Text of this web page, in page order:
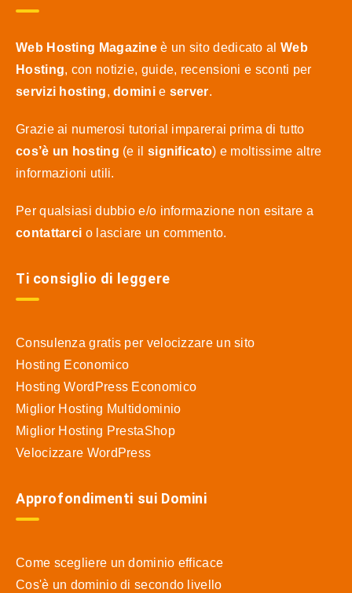
Web Hosting Magazine è un sito dedicato al Web
Hosting, con notizie, guide, recensioni e sconti per
servizi hosting,dominie server.
Grazie ai numerosi tutorial imparerai prima di tutto
cos’è un hosting (e il significato) e moltissime altre
informazioni utili.
Per qualsiasi dubbio e/o informazione non esitare a
contattarci o lasciare un commento.
Ti consiglio di leggere
Consulenza gratis per velocizzare un sito
Hosting Economico
Hosting WordPress Economico
Miglior Hosting Multidominio
Miglior Hosting PrestaShop
Velocizzare WordPress
Approfondimenti sui Domini
Come scegliere un dominio efficace
Cos'è un dominio di secondo livello